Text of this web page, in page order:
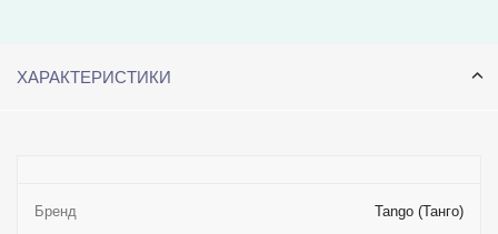
ХАРАКТЕРИСТИКИ
Бренд Tango (Танго)